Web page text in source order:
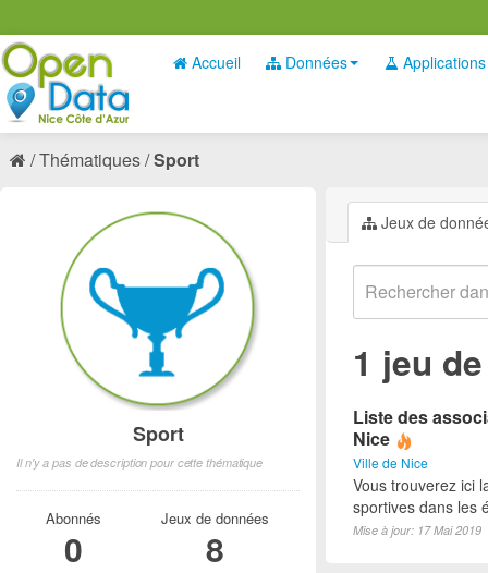
Accueil Données Applications
Thématiques Sport
Jeux de
1 jeu
Liste des
Nice
Ville de Nice
Vous trouverez ici
sportives dans les
Mise à jour: 17 Mai 2019
Sport
Il n'y a pas de description pour cette thématique
Abonnés
0
Jeux de données
8